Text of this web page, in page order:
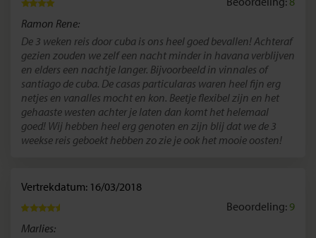
Ramon Rene:
De 3 weken reis door cuba is ons heel goed bevallen! Achteraf
gezien zouden we zelf een nacht minder in havana verblijven
en elders een nachtje langer. Bijvoorbeeld in vinnales of
santiago de cuba. De casas particularas waren heel fijn erg
netjes en vanalles mocht en kon. Beetje flexibel zijn en het
gehaaste westen achter je laten dan komt het helemaal
goed! Wij hebben heel erg genoten en zijn blij dat we de 3
weekse reis geboekt hebben zo zie je ook het mooie oosten!
Vertrekdatum: 16/03/2018
Beoordeling: 9
Marlies: